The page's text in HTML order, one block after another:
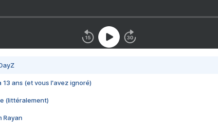
13 ans (et vous l'avez ignoré)
(littéralement)
Rayan